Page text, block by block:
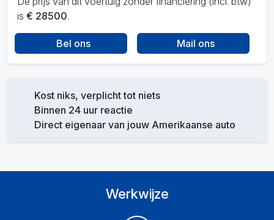
is € 28500.
Bel ons Mail ons
Kost niks, verplicht tot niets
Binnen 24 uur reactie
Direct eigenaar van jouw Amerikaanse auto
Werkwijze